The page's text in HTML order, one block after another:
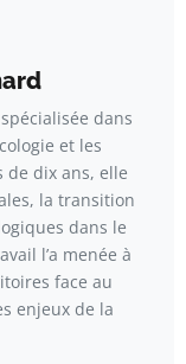
dans
et les
de dix ans, elle
la transition
dans le
l’a menée à
face au
enjeux de la